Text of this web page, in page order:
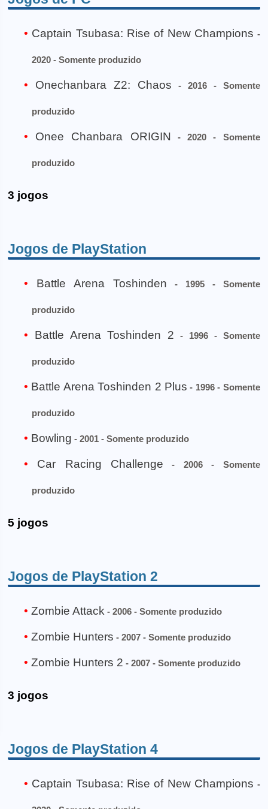
Captain Tsubasa: Rise of New Champions -
2020 - Somente produzido
Onechanbara Z2: Chaos - 2016 - Somente
produzido
Onee Chanbara ORIGIN - 2020 - Somente
produzido
3 jogos
Jogos de PlayStation
Battle Arena Toshinden - 1995 - Somente
produzido
Battle Arena Toshinden 2 - 1996 - Somente
produzido
Battle Arena Toshinden 2 Plus - 1996 - Somente
produzido
Bowling - 2001 - Somente produzido
Car Racing Challenge - 2006 - Somente
produzido
5 jogos
Jogos de PlayStation 2
Zombie Attack - 2006 - Somente produzido
Zombie Hunters - 2007 - Somente produzido
Zombie Hunters 2 - 2007 - Somente produzido
3 jogos
Jogos de PlayStation 4
Captain Tsubasa: Rise of New Champions -